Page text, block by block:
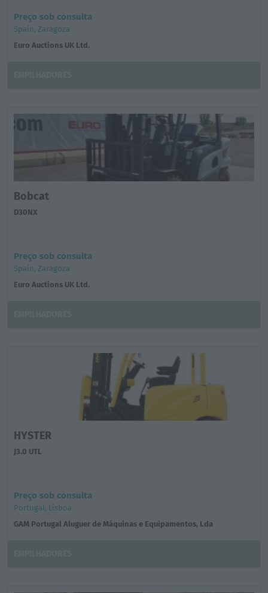
Preço sob consulta
Spain, Zaragoza
Euro Auctions UK Ltd.
Bobcat
D30NX
Preço sob consulta
Spain, Zaragoza
Euro Auctions UK Ltd.
HYSTER
J3.0 UTL
Preço sob consulta
Portugal, Lisboa
GAM Portugal Aluguer de Máquinas e Equipamentos, Lda